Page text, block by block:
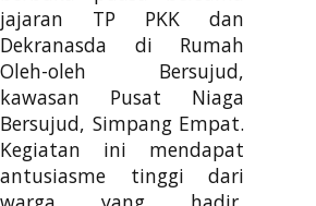
jajaran TP PKK dan
Dekranasda di Rumah
Oleh-oleh Bersujud,
kawasan Pusat Niaga
Bersujud, Simpang Empat.
Kegiatan ini mendapat
antusiasme tinggi dari